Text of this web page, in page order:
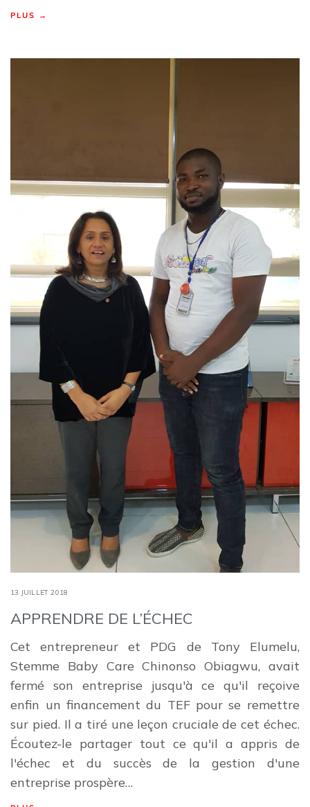
PLUS →
13 JUILLET 2018
APPRENDRE DE L’ÉCHEC
Cet entrepreneur et PDG de Tony Elumelu,
Stemme Baby Care Chinonso Obiagwu, avait
fermé son entreprise jusqu'à ce qu'il reçoive
enfin un financement du TEF pour se remettre
sur pied. Il a tiré une leçon cruciale de cet échec.
Écoutez-le partager tout ce qu'il a appris de
l'échec et du succès de la gestion d'une
entreprise prospère…